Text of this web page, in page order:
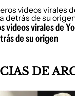
videos virales de
de su origen
DE